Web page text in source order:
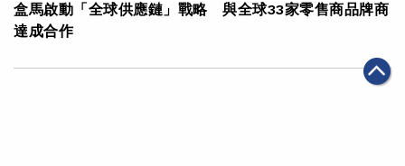
盒馬啟動「全球供應鏈」戰略 與全球33家零售商品牌商
達成合作